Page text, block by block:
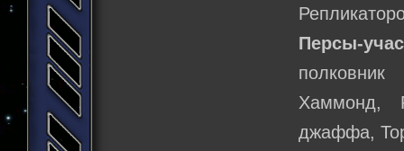
Персы-
Хаммонд,
джаффа,